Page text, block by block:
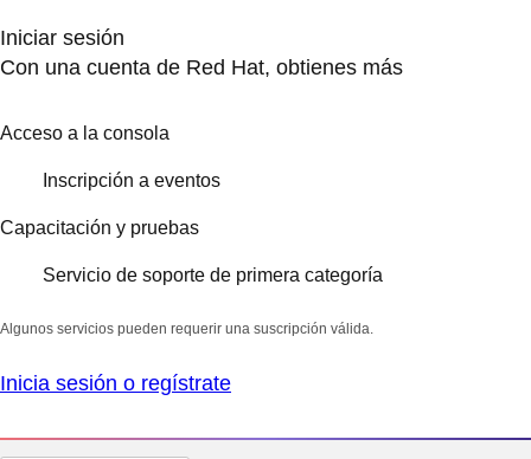
Iniciar sesión
Con una cuenta de Red Hat, obtienes más
Acceso a la consola
Inscripción a eventos
Capacitación y pruebas
Servicio de soporte de primera categoría
Algunos servicios pueden requerir una suscripción válida.
Inicia sesión o regístrate